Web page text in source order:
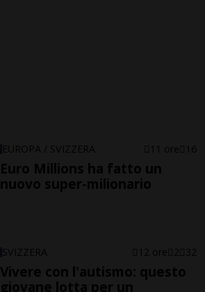
EUROPA / SVIZZERA 11 ore 16
Euro Millions ha fatto un
nuovo super-milionario
SVIZZERA 12 ore 2 32
Vivere con l'autismo: questo
giovane lotta per un